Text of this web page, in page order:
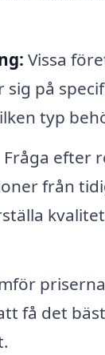
Vissa
sig på
typ
Fråga efter
från
få det